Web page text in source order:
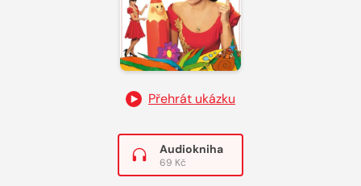
Přehrát ukázku
Audiokniha
69 Kč